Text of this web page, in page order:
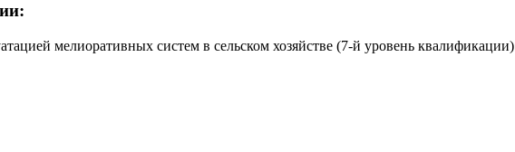
мелиоративных систем в сельском хозяйстве (7-й уровень квалификации)